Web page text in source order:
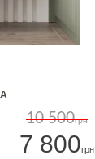
10 500грн
7 800грн